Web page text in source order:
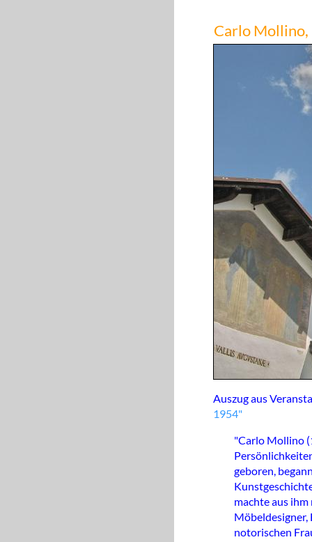
Carlo Mollino,
Auszug aus
1954"
"Carlo Mollino
geboren,
machte aus
notorischen